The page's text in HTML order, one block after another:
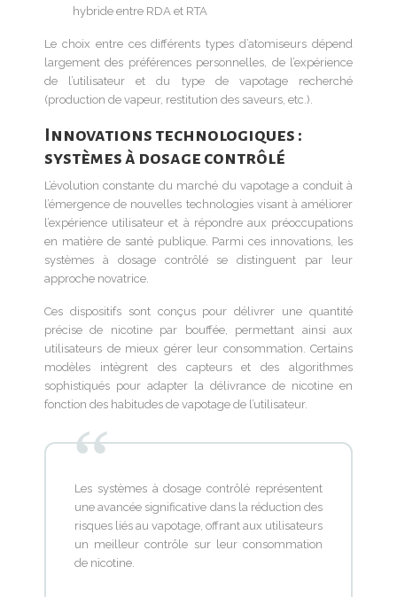
hybride entre RDA et RTA
Le choix entre ces différents types d’atomiseurs dépend
largement des préférences personnelles, de l’expérience
de l’utilisateur et du type de vapotage recherché
(production de vapeur, restitution des saveurs, etc.).
Innovations technologiques :
systèmes à dosage contrôlé
L’évolution constante du marché du vapotage a conduit à
l’émergence de nouvelles technologies visant à améliorer
l’expérience utilisateur et à répondre aux préoccupations
en matière de santé publique. Parmi ces innovations, les
systèmes à dosage contrôlé se distinguent par leur
approche novatrice.
Ces dispositifs sont conçus pour délivrer une quantité
précise de nicotine par bouffée, permettant ainsi aux
utilisateurs de mieux gérer leur consommation. Certains
modèles intègrent des capteurs et des algorithmes
sophistiqués pour adapter la délivrance de nicotine en
fonction des habitudes de vapotage de l’utilisateur.
Les systèmes à dosage contrôlé représentent
une avancée significative dans la réduction des
risques liés au vapotage, offrant aux utilisateurs
un meilleur contrôle sur leur consommation
de nicotine.